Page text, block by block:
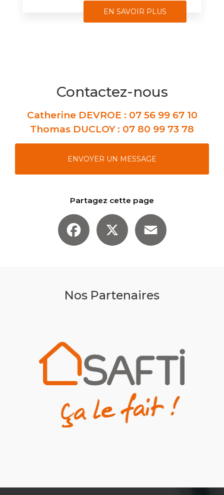
EN SAVOIR PLUS
Contactez-nous
Catherine DEVROE : 07 56 99 67 10
Thomas DUCLOY : 07 80 99 73 78
ENVOYER UN MESSAGE
Partagez cette page
Facebook
Nos Partenaires